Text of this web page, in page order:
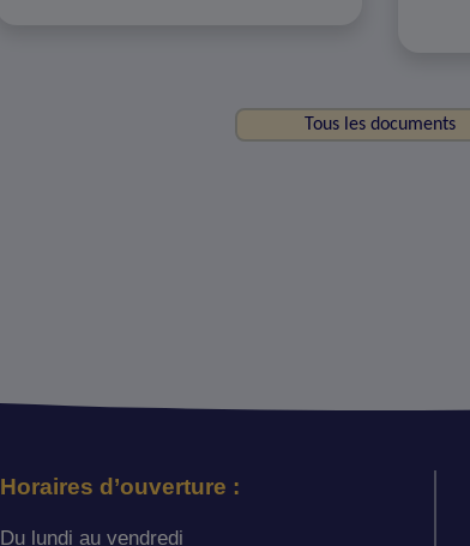
Tous les documents
Horaires d’ouverture :
Du lundi au vendredi